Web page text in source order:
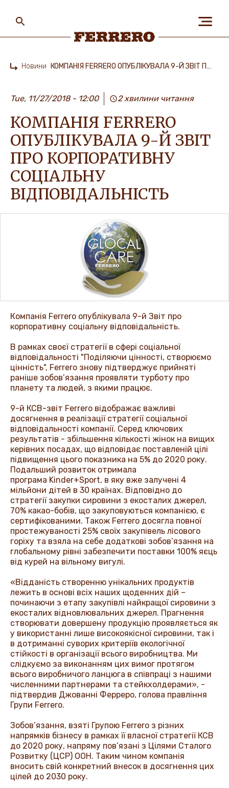
ЛЮДИ ТА ПЛАНЕТА
НАШІ БРЕНДИ
НОВИНИ ТА ІСТОРІЇ
main
content
Новини КОМПАНІЯ FERRERO ОПУБЛІКУВАЛА 9-Й ЗВІТ ПРО КОРПОРАТИВНУ СОЦІАЛЬНУ ВІДПОВІДАЛЬНІСТЬ
Tue, 11/27/2018 - 12:00 2 хвилини читання
КОМПАНІЯ FERRERO
ОПУБЛІКУВАЛА 9-Й ЗВІТ
ПРО КОРПОРАТИВНУ
СОЦІАЛЬНУ
ВІДПОВІДАЛЬНІСТЬ
Компанія Ferrero опублікувала 9-й Звіт про
корпоративну соціальну відповідальність.
В рамках своєї стратегії в сфері соціальної
відповідальності "Поділяючи цінності, створюємо
цінність", Ferrero знову підтверджує прийняті
раніше зобов’язання проявляти турботу про
планету та людей, з якими працює.
9-й КСВ-звіт Ferrero відображає важливі
досягнення в реалізації стратегії соціальної
відповідальності компанії. Серед ключових
результатів - збільшення кількості жінок на вищих
керівних посадах, що відповідає поставленій цілі
підвищення цього показника на 5% до 2020 року.
Подальший розвиток отримала
програма Kinder+Sport, в яку вже залучені 4
мільйони дітей в 30 країнах. Відповідно до
стратегії закупки сировини з екосталих джерел,
70% какао-бобів, що закуповуються компанією, є
сертифікованими. Також Ferrero досягла повної
простежуваності 25% своїх закупівель лісового
горіху та взяла на себе додаткові зобов’язання на
глобальному рівні забезпечити поставки 100% яєць
від курей на вільному вигулі.
«Відданість створенню унікальних продуктів
лежить в основі всіх наших щоденних дій –
починаючи з етапу закупівлі найкращої сировини з
екосталих відновлювальних джерел. Прагнення
створювати довершену продукцію проявляється як
у використанні лише високоякісної сировини, так і
в дотриманні суворих критеріїв екологічної
стійкості в організації всього виробництва. Ми
слідкуємо за виконанням цих вимог протягом
всього виробничого ланцюга в співпраці з нашими
численними партнерами та стейкхолдерами», -
підтвердив Джованні Ферреро, голова правління
Групи Ferrero.
Зобов’язання, взяті Групою Ferrero з різних
напрямків бізнесу в рамках її власної стратегії КСВ
до 2020 року, напряму пов’язані з Цілями Сталого
Розвитку (ЦСР) ООН. Таким чином компанія
вносить свій конкретний внесок в досягнення цих
цілей до 2030 року.